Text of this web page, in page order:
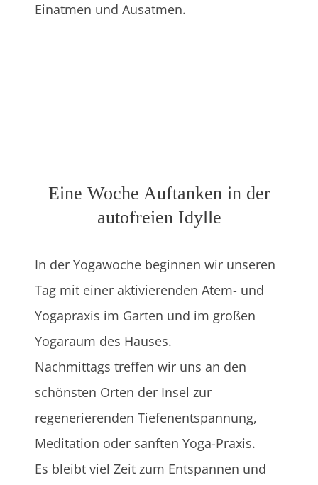
Einatmen und Ausatmen.
Eine Woche Auftanken in der
autofreien Idylle
In der Yogawoche beginnen wir unseren
Tag mit einer aktivierenden Atem- und
Yogapraxis im Garten und im großen
Yogaraum des Hauses.
Nachmittags treffen wir uns an den
schönsten Orten der Insel zur
regenerierenden Tiefenentspannung,
Meditation oder sanften Yoga-Praxis.
Es bleibt viel Zeit zum Entspannen und